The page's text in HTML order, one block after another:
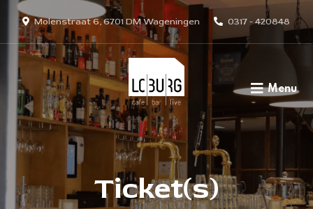
Molenstraat 6, 6701 DM Wageningen 0317 - 420848
Menu
Ticket(s)